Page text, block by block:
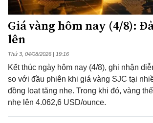
Giá vàng hôm nay (4/8):
lên
Thứ 3, 04/08/2026 | 19:16
Kết thúc ngày hôm nay (4/8), ghi nhận
so với đầu phiên khi giá vàng SJC tại
đồng loạt tăng nhẹ. Trong khi đó, vàng
nhẹ lên 4.062,6 USD/ounce.